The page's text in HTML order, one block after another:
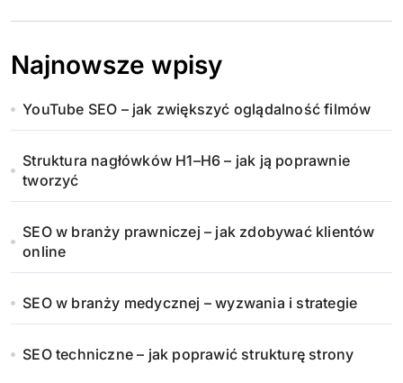
Najnowsze wpisy
YouTube SEO – jak zwiększyć oglądalność filmów
Struktura nagłówków H1–H6 – jak ją poprawnie
tworzyć
SEO w branży prawniczej – jak zdobywać klientów
online
SEO w branży medycznej – wyzwania i strategie
SEO techniczne – jak poprawić strukturę strony